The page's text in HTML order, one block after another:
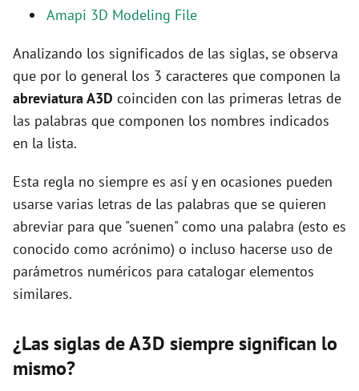
y
V
i
e
o
Amapi 3D Modeling File
Analizando los significados de las siglas, se observa
que por lo general los 3 caracteres que componen la
abreviatura A3D coinciden con las primeras letras de
las palabras que componen los nombres indicados
en la lista.
Esta regla no siempre es así y en ocasiones pueden
usarse varias letras de las palabras que se quieren
abreviar para que "suenen" como una palabra (esto es
conocido como acrónimo) o incluso hacerse uso de
parámetros numéricos para catalogar elementos
similares.
¿Las siglas de A3D siempre significan lo
mismo?